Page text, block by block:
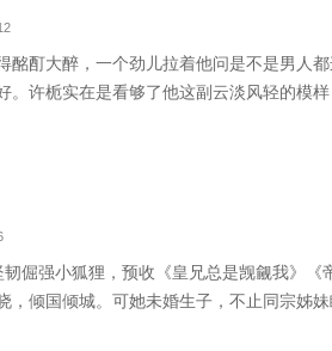
酩酊大醉，一个劲儿拉着他问是不是男人
。许栀实在是看够了他这副云淡风轻的模
于抬起眼帘瞟她一眼，要笑不笑的回敬了
倔强小狐狸，预收《皇兄总是觊觎我》
，倾国倾城。可她未婚生子，不止同宗姊妹